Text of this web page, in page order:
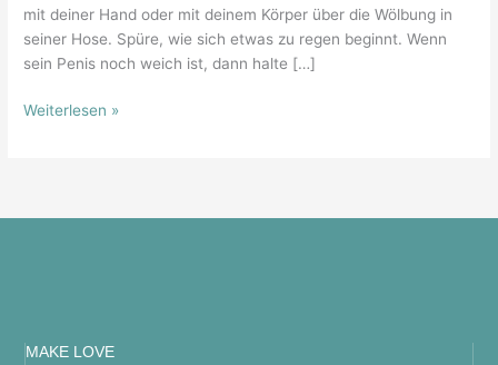
mit deiner Hand oder mit deinem Körper über die Wölbung in
seiner Hose. Spüre, wie sich etwas zu regen beginnt. Wenn
sein Penis noch weich ist, dann halte […]
Weiterlesen »
MAKE LOVE